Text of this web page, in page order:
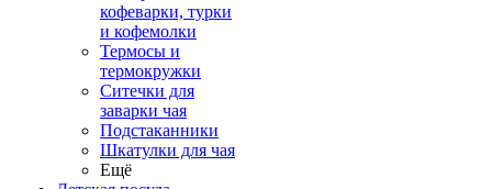
кофеварки, турки
и кофемолки
Термосы и
термокружки
Ситечки для
заварки чая
Подстаканники
Шкатулки для чая
Ещё